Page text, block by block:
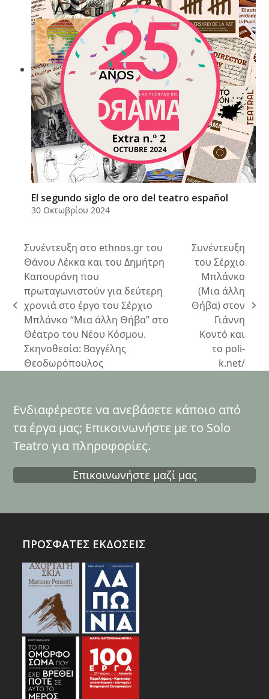
El segundo siglo de oro del teatro español
30 Οκτωβρίου 2024
previous
post:
Συνέντευξη στο ethnos.gr του
Θάνου Λέκκα και του Δημήτρη
Καπουράνη που
πρωταγωνιστούν για δεύτερη
χρονιά στο έργο του Σέρχιο
Μπλάνκο “Μια άλλη Θήβα” στο
Θέατρο του Νέου Κόσμου.
Σκηνοθεσία: Βαγγέλης
Θεοδωρόπουλος
next
Συνέντευξη
του Σέρχιο
Μπλάνκο
(Μια άλλη
Θήβα) στον
Γιάννη
Κοντό και
το poli-
k.net/
Ενδιαφέρεστε να ανεβάσετε κάποιο από
τα έργα μας; Επικοινωνήστε με το Solo
Teatro για πληροφορίες.
Επικοινωνήστε μαζί μας
ΠΡΟΣΦΑΤΕΣ ΕΚΔΟΣΕΙΣ